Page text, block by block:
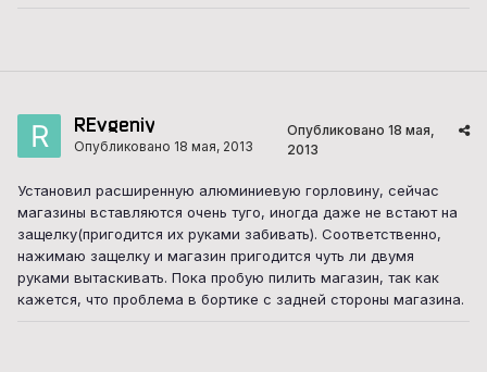
REvgeniy
Опубликовано 18 мая, 2013
Опубликовано 18 мая,
2013
Установил расширенную алюминиевую горловину, сейчас
магазины вставляются очень туго, иногда даже не встают на
защелку(пригодится их руками забивать). Соответственно,
нажимаю защелку и магазин пригодится чуть ли двумя
руками вытаскивать. Пока пробую пилить магазин, так как
кажется, что проблема в бортике с задней стороны магазина.